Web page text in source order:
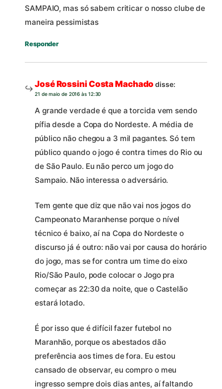
SAMPAIO, mas só sabem criticar o nosso clube de
maneira pessimistas
Responder
José Rossini Costa Machado disse:
21 de maio de 2016 às 12:30
A grande verdade é que a torcida vem sendo
pífia desde a Copa do Nordeste. A média de
público não chegou a 3 mil pagantes. Só tem
público quando o jogo é contra times do Rio ou
de São Paulo. Eu não perco um jogo do
Sampaio. Não interessa o adversário.
Tem gente que diz que não vai nos jogos do
Campeonato Maranhense porque o nível
técnico é baixo, aí na Copa do Nordeste o
discurso já é outro: não vai por causa do horário
do jogo, mas se for contra um time do eixo
Rio/São Paulo, pode colocar o Jogo pra
começar as 22:30 da noite, que o Castelão
estará lotado.
É por isso que é difícil fazer futebol no
Maranhão, porque os abestados dão
preferência aos times de fora. Eu estou
cansado de observar, eu compro o meu
ingresso sempre dois dias antes, aí faltando